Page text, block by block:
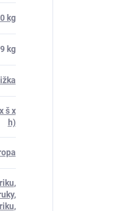
kg
kg
š x
h)
,
,
,